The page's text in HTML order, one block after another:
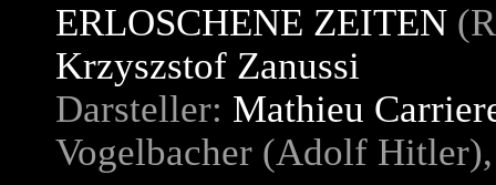
ERLOSCHENE ZEITEN
Krzyszstof Zanussi
Darsteller: Mathieu
Vogelbacher (Adolf